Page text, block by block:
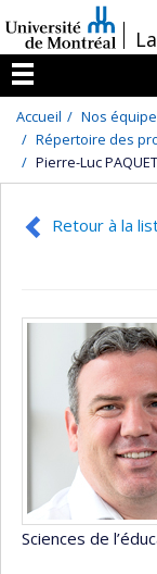
au
contenu
/
Menu
Accueil
Nos
Répertoire des
Pierre-Luc PAQUET
Retour à la
Sciences de